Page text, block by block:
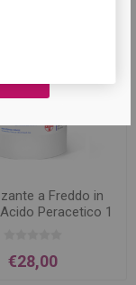
a Freddo in
Peracetico 1
€28,00